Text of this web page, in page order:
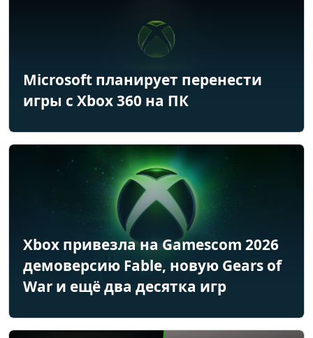
Microsoft планирует перенести
игры с Xbox 360 на ПК
Xbox привезла на Gamescom 2026
демоверсию Fable, новую Gears of
War и ещё два десятка игр